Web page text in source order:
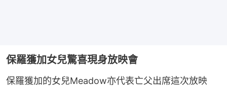
保羅獲加女兒驚喜現身放映會
保羅獲加的女兒Meadow亦代表亡父出席這次放映